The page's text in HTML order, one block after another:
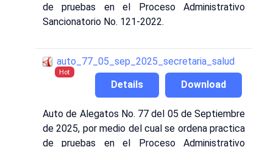
de pruebas en el Proceso Administrativo
Sancionatorio No. 121-2022.
auto_77_05_sep_2025_secretaria_salud
Hot
Download
Details
Auto de Alegatos No. 77 del 05 de Septiembre
de 2025, por medio del cual se ordena practica
de pruebas en el Proceso Administrativo